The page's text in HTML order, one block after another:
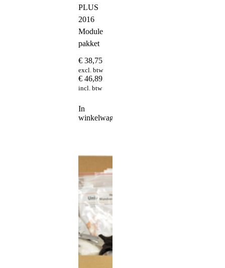
PLUS
2016
Module
pakket
€ 38,75
excl. btw
€ 46,89
incl. btw
In
winkelwagen